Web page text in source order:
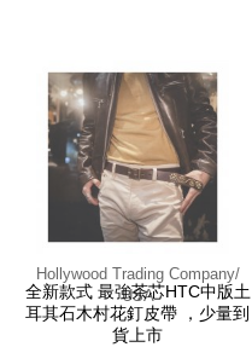
Hollywood Trading Company/
USA
全新款式 最強茶芯HTC中版土
耳其石木村花釘皮帶 ，少量到
貨上市